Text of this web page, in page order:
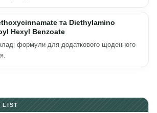
та Diethylamino
Hexyl Benzoate
формули для додаткового щоденного
LIST